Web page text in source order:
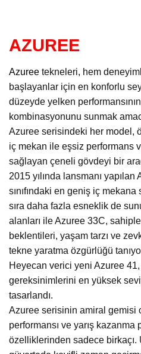
AZUREE
Azuree tekneleri, hem
başlayanlar için en konforlu
düzeyde yelken
kombinasyonunu sunmak
Azuree serisindeki her model,
iç mekan ile eşsiz performans
sağlayan çeneli gövdeyi bir
2015 yılında lansmanı
sınıfındaki en geniş iç mekana
sıra daha fazla esneklik de
alanları ile Azuree 33C,
beklentileri, yaşam tarzı ve
tekne yaratma özgürlüğü
Heyecan verici yeni Azuree
gereksinimlerini en yüksek
tasarlandı.
Azuree serisinin amiral gemisi
performansı ve yarış kazanma
özelliklerinden sadece birkaçı.